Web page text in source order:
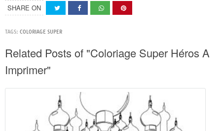
SHARE ON
TAGS: COLORIAGE SUPER
Related Posts of "Coloriage Super Héros A
Imprimer"